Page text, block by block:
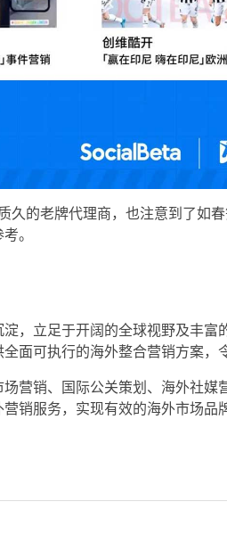
久的老牌代理商，也注意到了如
。
，立足于开阔的全球视野及丰
面可执行的海外整合营销方案，
营销、国际公关策划、海外社
销服务，实现有效的海外市场品